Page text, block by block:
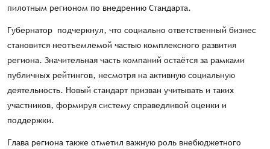
пилотным регионом по внедрению Стандарта.
Губернатор подчеркнул, что социально ответственный бизнес
становится неотъемлемой частью комплексного развития
региона. Значительная часть компаний остаётся за рамками
публичных рейтингов, несмотря на активную социальную
деятельность. Новый стандарт призван учитывать и таких
участников, формируя систему справедливой оценки и
поддержки.
Глава региона также отметил важную роль внебюджетного